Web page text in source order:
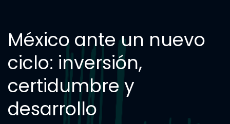
México ante un nuevo
ciclo: inversión,
certidumbre y
desarrollo